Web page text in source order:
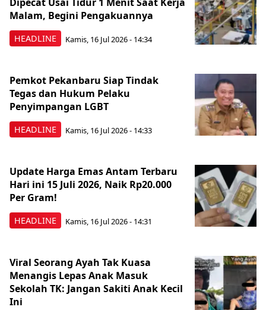
HEADLINE
Malam, Begini Pengakuannya
Kamis, 16 Jul 2026 - 14:34
HEADLINE
Pemkot Pekanbaru Siap Tindak
Tegas dan Hukum Pelaku
Penyimpangan LGBT
Kamis, 16 Jul 2026 - 14:33
HEADLINE
Update Harga Emas Antam Terbaru
Hari ini 15 Juli 2026, Naik Rp20.000
Per Gram!
Kamis, 16 Jul 2026 - 14:31
Viral Seorang Ayah Tak Kuasa
Menangis Lepas Anak Masuk
Sekolah TK: Jangan Sakiti Anak Kecil
Ini